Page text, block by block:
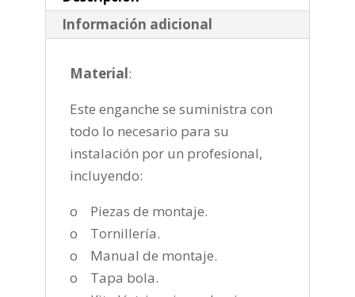
Información adicional
Material:
Este enganche se suministra con
todo lo necesario para su
instalación por un profesional,
incluyendo:
o Piezas de montaje.
o Tornillería.
o Manual de montaje.
o Tapa bola.